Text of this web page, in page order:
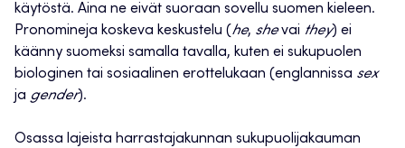
käytöstä. Aina ne eivät suoraan sovellu suomen kieleen.
Pronomineja koskeva keskustelu (he, shevai they) ei
käänny suomeksi samalla tavalla, kuten ei sukupuolen
biologinen tai sosiaalinen erottelukaan (englannissa sex
ja gender).
Osassa lajeista harrastajakunnan sukupuolijakauman